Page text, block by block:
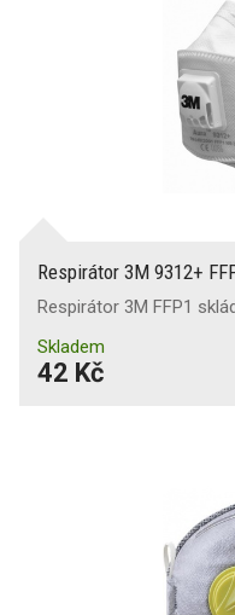
Respirátor 3M 9312+
Respirátor 3M FFP1
Skladem
42 Kč